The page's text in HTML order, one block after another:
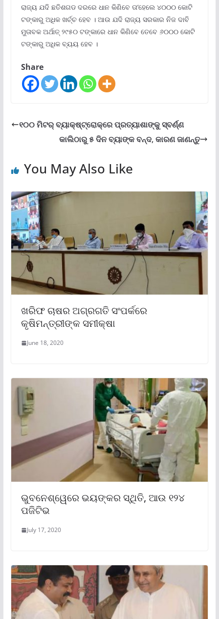
ରାଜ୍ୟ ଯଦି ଛତିଶଗଡ ଦରରେ ଧାନ କିଣିବେ ତା’ହେଲେ ୪୦୦୦ କୋଟି
ଟଙ୍କାରୁ ଅଧିକ ଖର୍ଚ୍ଚ ହେବ । ଆଉ ଯଦି ରାଜ୍ୟ ସରକାର ନିଜ ଦାବି
ମୁତାବକ ଅର୍ଥାତ୍‍ ୨୯୫୦ ଟଙ୍କାରେ ଧାନ କିଣିବେ ତେବେ ୬୦୦୦ କୋଟି
ଟଙ୍କାରୁ ଅଧିକ ବ୍ୟୟ ହେବ ।
Share
୧୦୦ ମିଟର୍ ବ୍ୟାକ୍ଷ୍ଟ୍ରୋକ୍ରେ ପ୍ରତ୍ୟାଶାଙ୍କୁ ସ୍ବର୍ଣ୍ଣ
କାଲିଠାରୁ ୫ ଦିନ ବ୍ୟାଙ୍କ ବନ୍ଦ, କାରଣ ଜାଣନ୍ତୁ
You May Also Like
ଖରିଫ ଚାଷର ଅଗ୍ରଗତି ସଂପର୍କରେ
କୃଷିମନ୍ତ୍ରୀଙ୍କ ସମୀକ୍ଷା
June 18, 2020
ଭୁବନେଶ୍ୱେରେ ଭୟଙ୍କର ସ୍ଥିତି, ଆଉ ୧୨୪
ପଜିଟିଭ
July 17, 2020